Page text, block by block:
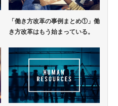
「働き方改革の事例まとめ①」働
き方改革はもう始まっている。